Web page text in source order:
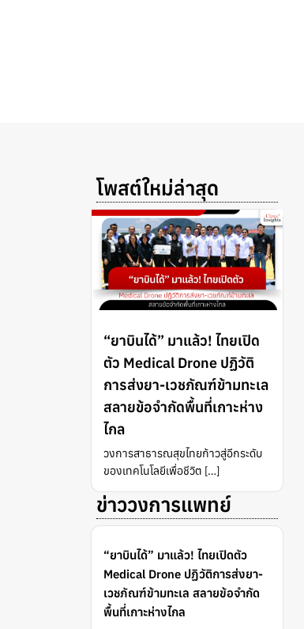
โพสต์ใหม่ล่าสุด
“ยาบินได้” มาแล้ว! ไทยเปิด
ตัว Medical Drone ปฏิวัติ
การส่งยา-เวชภัณฑ์ข้ามทะเล
สลายข้อจำกัดพื้นที่เกาะห่าง
ไกล
วงการสาธารณสุขไทยก้าวสู่อีกระดับ
ของเทคโนโลยีเพื่อชีวิต […]
ข่าววงการแพทย์
“ยาบินได้” มาแล้ว! ไทยเปิดตัว
Medical Drone ปฏิวัติการส่งยา-
เวชภัณฑ์ข้ามทะเล สลายข้อจำกัด
พื้นที่เกาะห่างไกล